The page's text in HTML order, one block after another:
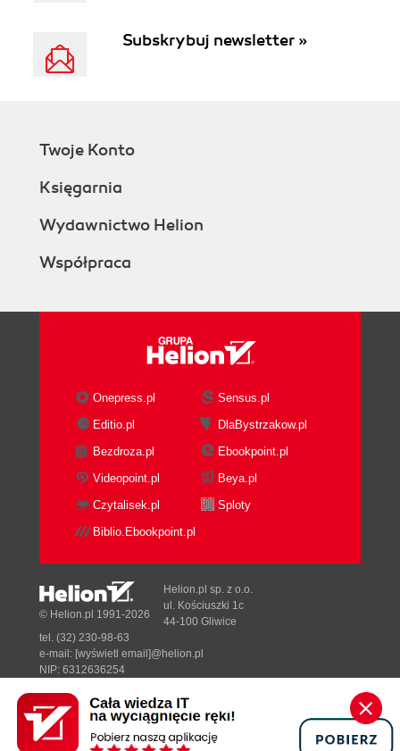
Subskrybuj newsletter »
Twoje Konto
Księgarnia
Wydawnictwo Helion
Współpraca
Onepress.pl
Sensus.pl
Editio.pl
DlaBystrzakow.pl
Bezdroza.pl
Ebookpoint.pl
Videopoint.pl
Beya.pl
Czytalisek.pl
Sploty
Biblio.Ebookpoint.pl
Designed with ♥ byTonik.pl
© Helion.pl 1991-2026
Helion.pl sp. z o.o.
ul. Kościuszki 1c
44-100 Gliwice
tel. (32) 230-98-63
e-mail: [wyświetl email]@helion.pl
NIP: 6312636254